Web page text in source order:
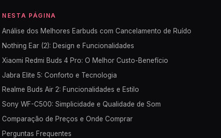
NESTA PÁGINA
Análise dos Melhores Earbuds com Cancelamento de Ruído
Nothing Ear (2): Design e Funcionalidades
Xiaomi Redmi Buds 4 Pro: O Melhor Custo-Benefício
Jabra Elite 5: Conforto e Tecnologia
Realme Buds Air 2: Funcionalidades e Estilo
Sony WF-C500: Simplicidade e Qualidade de Som
Comparação de Preços e Onde Comprar
Perguntas Frequentes